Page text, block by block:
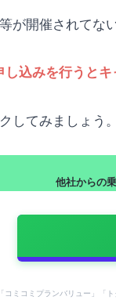
が開催されてな
し込みを行うと
してみましょう
他社からの
コミコミプランバリュー」「